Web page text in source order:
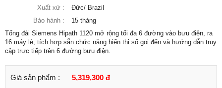
Xuất xứ :
Đức/ Brazil
Bảo hành :
15 tháng
Tổng đài Siemens Hipath 1120 mở rộng tối đa 6 đường vào bưu điện, ra
16 máy lẻ, tích hợp sẵn chức năng hiển thị số gọi đến và hướng dẫn truy
cập trực tiếp trên 6 đường bưu điện.
Giá sản phẩm : 5,319,300 đ